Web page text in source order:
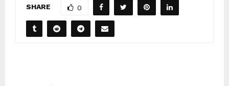
SHARE 0